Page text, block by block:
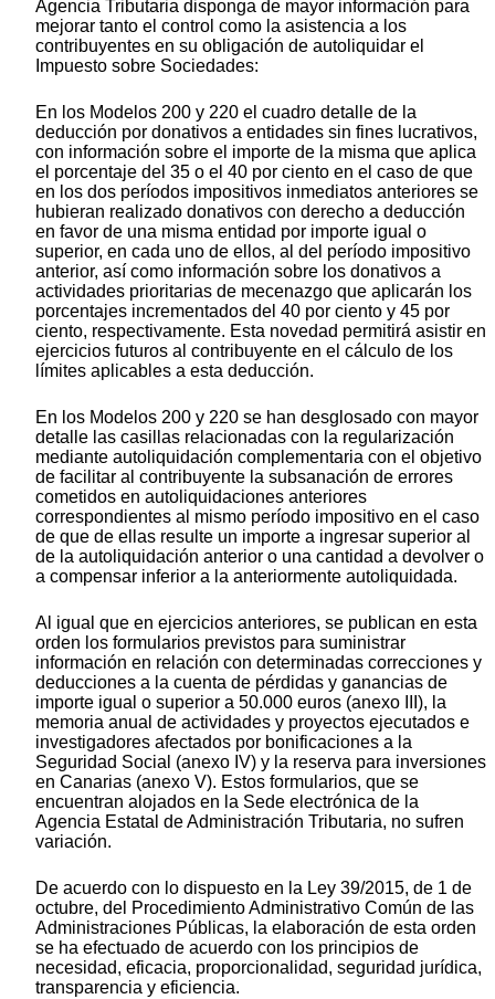
Agencia Tributaria disponga de mayor información para
mejorar tanto el control como la asistencia a los
contribuyentes en su obligación de autoliquidar el
Impuesto sobre Sociedades:
En los Modelos 200 y 220 el cuadro detalle de la
deducción por donativos a entidades sin fines lucrativos,
con información sobre el importe de la misma que aplica
el porcentaje del 35 o el 40 por ciento en el caso de que
en los dos períodos impositivos inmediatos anteriores se
hubieran realizado donativos con derecho a deducción
en favor de una misma entidad por importe igual o
superior, en cada uno de ellos, al del período impositivo
anterior, así como información sobre los donativos a
actividades prioritarias de mecenazgo que aplicarán los
porcentajes incrementados del 40 por ciento y 45 por
ciento, respectivamente. Esta novedad permitirá asistir en
ejercicios futuros al contribuyente en el cálculo de los
límites aplicables a esta deducción.
En los Modelos 200 y 220 se han desglosado con mayor
detalle las casillas relacionadas con la regularización
mediante autoliquidación complementaria con el objetivo
de facilitar al contribuyente la subsanación de errores
cometidos en autoliquidaciones anteriores
correspondientes al mismo período impositivo en el caso
de que de ellas resulte un importe a ingresar superior al
de la autoliquidación anterior o una cantidad a devolver o
a compensar inferior a la anteriormente autoliquidada.
Al igual que en ejercicios anteriores, se publican en esta
orden los formularios previstos para suministrar
información en relación con determinadas correcciones y
deducciones a la cuenta de pérdidas y ganancias de
importe igual o superior a 50.000 euros (anexo III), la
memoria anual de actividades y proyectos ejecutados e
investigadores afectados por bonificaciones a la
Seguridad Social (anexo IV) y la reserva para inversiones
en Canarias (anexo V). Estos formularios, que se
encuentran alojados en la Sede electrónica de la
Agencia Estatal de Administración Tributaria, no sufren
variación.
De acuerdo con lo dispuesto en la Ley 39/2015, de 1 de
octubre, del Procedimiento Administrativo Común de las
Administraciones Públicas, la elaboración de esta orden
se ha efectuado de acuerdo con los principios de
necesidad, eficacia, proporcionalidad, seguridad jurídica,
transparencia y eficiencia.